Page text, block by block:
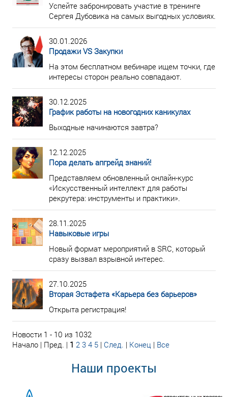
Успейте забронировать участие в тренинге
Сергея Дубовика на самых выгодных условиях.
30.01.2026
Продажи VS Закупки
На этом бесплатном вебинаре ищем точки, где
интересы сторон реально совпадают.
30.12.2025
График работы на новогодних каникулах
Выходные начинаются завтра?
12.12.2025
Пора делать апгрейд знаний!
Представляем обновленный онлайн-курс
«Искусственный интеллект для работы
рекрутера: инструменты и практики».
28.11.2025
Навыковые игры
Новый формат мероприятий в SRC, который
сразу вызвал взрывной интерес.
27.10.2025
Вторая Эстафета «Карьера без барьеров»
Открыта регистрация!
Новости 1 - 10 из 1032
Начало | Пред. | 1 2 3 4 5 | След. | Конец | Все
Наши проекты